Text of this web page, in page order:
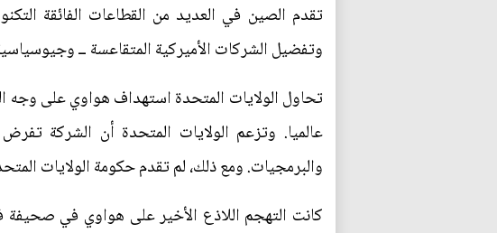
تقدم الصين في العديد من القطاعات الفائقة
وتفضيل الشركات الأميركية المتقاعسة ــ
تحاول الولايات المتحدة استهداف هواوي على
عالميا. وتزعم الولايات المتحدة أن الشركة
والبرمجيات. ومع ذلك، لم تقدم حكومة الولايات
كانت التهجم اللاذع الأخير على هواوي في صحيفة